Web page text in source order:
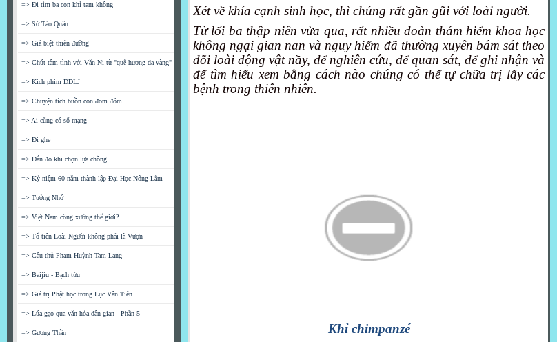
=> Đi tìm ba con khỉ tam không
=> Sớ Táo Quân
=> Giả biệt thiên đường
=> Chút tâm tình với Văn Ni từ "quê hương da vàng"
=> Kịch phim DDLJ
=> Chuyện tích buồn con đom đóm
=> Ai cũng có số mạng
=> Đi ghe
=> Đắn đo khi chọn lựa chồng
=> Kỷ niệm 60 năm thành lập Đại Học Nông Lâm
=> Tưởng Nhớ
=> Việt Nam công xưởng thế giới?
=> Tổ tiên Loài Người không phải là Vượn
=> Cầu thủ Phạm Huỳnh Tam Lang
=> Baijiu - Bạch tửu
=> Giá trị Phật học trong Lục Vân Tiên
=> Lúa gạo qua văn hóa dân gian - Phần 5
=> Gương Thần
Xét về khía cạnh sinh học, thì chúng rất gần gũi với loài người.
Từ lối ba thập niên vừa qua, rất nhiều đoàn thám hiểm khoa học
không ngại gian nan và nguy hiểm đã thường xuyên bám sát theo
dõi loài động vật nầy, để nghiên cứu, để quan sát, để ghi nhận và
để tìm hiểu xem bằng cách nào chúng có thể tự chữa trị lấy các
bệnh trong thiên nhiên.
Khỉ chimpanzé